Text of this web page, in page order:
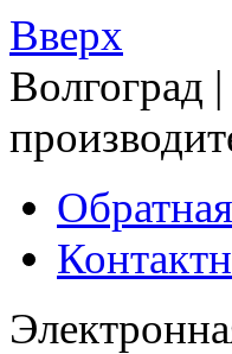
Вверх
Волгоград